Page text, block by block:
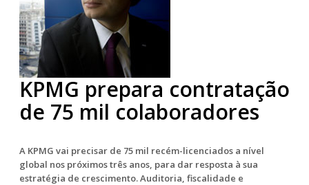
KPMG prepara contratação
de 75 mil colaboradores
A KPMG vai precisar de 75 mil recém-licenciados a nível
global nos próximos três anos, para dar resposta à sua
estratégia de crescimento. Auditoria, fiscalidade e